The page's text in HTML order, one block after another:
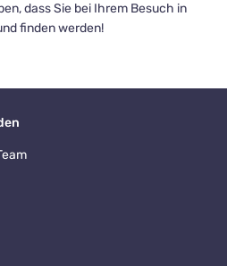
dass Sie bei Ihrem Besuch in
finden werden!